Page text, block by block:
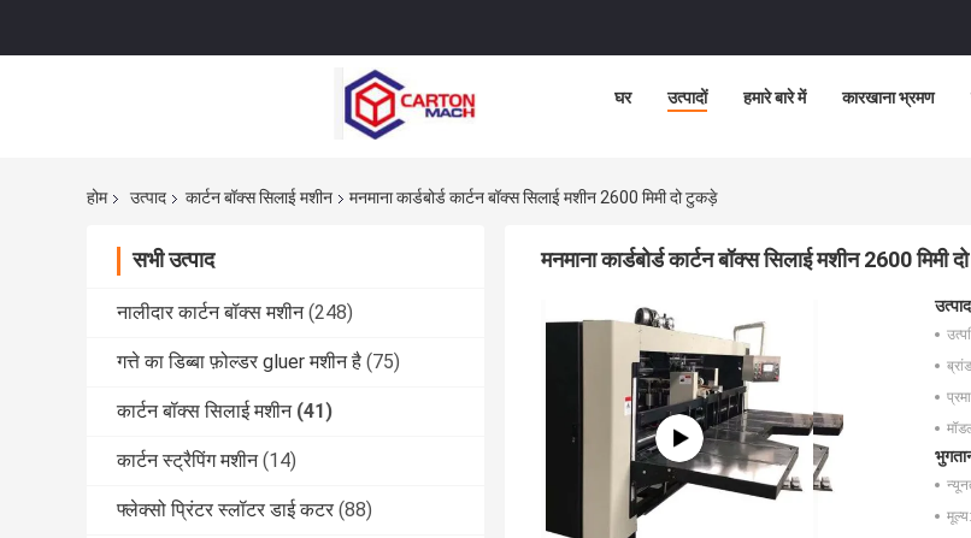
घर उत्पादों हमारे बारे में कारखाना भ्रमण
होम उत्पाद कार्टन बॉक्स सिलाई मशीन मनमाना कार्डबोर्ड कार्टन बॉक्स सिलाई मशीन 2600 मिमी दो टुकड़े
सभी उत्पाद
नालीदार कार्टन बॉक्स मशीन (248)
गत्ते का डिब्बा फ़ोल्डर gluer मशीन है (75)
कार्टन बॉक्स सिलाई मशीन (41)
कार्टन स्ट्रैपिंग मशीन (14)
फ्लेक्सो प्रिंटर स्लॉटर डाई कटर (88)
मनमाना कार्डबोर्ड कार्टन बॉक्स सिलाई मशीन 2600 मिमी
मूल्य: